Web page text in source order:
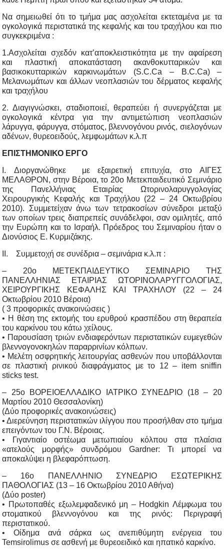
Να σημειωθεί ότι το τμήμα μας ασχολείται εκτεταμένα με τα
ογκολογικά περιστατικά της κεφαλής και του τραχήλου και πιο
συγκεκριμένα :
1.Ασχολείται σχεδόν κατ’αποκλειστικότητα με την αφαίρεση
και πλαστική αποκατάσταση ακανθοκυτταρικών και
βασικοκυτταρικών καρκινωμάτων (S.C.Ca – B.C.Ca) –
Μελανωμάτων και άλλων νεοπλασιών του δέρματος κεφαλής
και τραχήλου
2. Διαγιγνώσκει, σταδιοποιεί, θεραπεύει ή συνεργάζεται με
ογκολογικά κέντρα για την αντιμετώπιση νεοπλασιών
λάρυγγα, φάρυγγα, στόματος, βλεννογόνου ρινός, σιελογόνων
αδένων, θυρεοειδούς, λεμφωμάτων κ.λ.π
ΕΠΙΣΤΗΜΟΝΙΚΟ ΕΡΓΟ
I. Διοργανώθηκε με εξαιρετική επιτυχία, στο ΑΙΓΕΣ
ΜΕΛΑΘΡΟΝ, στην Βέροια, το 20ο Μετεκπαιδευτικό Σεμινάριο
της Πανελλήνιας Εταιρίας Ωτορινολαρυγγολογίας
Χειρουργικής Κεφαλής και Τραχήλου (22 – 24 Οκτωβρίου
2010). Συμμετείχαν άνω των τετρακοσίων σύνεδροι μεταξύ
των οποίων τρεις διαπρεπείς συνάδελφοι, σαν ομιλητές, από
την Ευρώπη και το Ισραήλ. Πρόεδρος του Σεμιναρίου ήταν ο
Διονύσιος Ε. Κυρμιζάκης.
II. Συμμετοχή σε συνέδρια – σεμινάρια κ.λ.π :
– 20ο ΜΕΤΕΚΠΑΙΔΕΥΤΙΚΟ ΣΕΜΙΝΑΡΙΟ ΤΗΣ
ΠΑΝΕΛΛΗΝΙΑΣ ΕΤΑΙΡΙΑΣ ΩΤΟΡΙΝΟΛΑΡΥΓΓΟΛΟΓΙΑΣ,
ΧΕΙΡΟΥΡΓΙΚΗΣ ΚΕΦΑΛΗΣ ΚΑΙ ΤΡΑΧΗΛΟΥ (22 – 24
Οκτωβρίου 2010 Βέροια)
( 3 προφορικές ανακοινώσεις )
• Η θέση της εκτομής του ερυθρού κρασπέδου στη θεραπεία
του καρκίνου του κάτω χείλους.
• Παρουσίαση τριών ενδιαφερόντων περιστατικών ευμεγεθών
βλεννογονοκηλών παραρρινίων κόλπων.
• Μελέτη οσφρητικής λειτουργίας ασθενών που υποβάλλονται
σε πλαστική ρινικού διαφράγματος με το 12 – item sniffin
sticks test.
– 25ο ΒΟΡΕΙΟΕΛΛΑΔΙΚΟ ΙΑΤΡΙΚΟ ΣΥΝΕΔΡΙΟ (18 – 20
Μαρτίου 2010 Θεσσαλονίκη)
(Δύο προφορικές ανακοινώσεις)
• Διερεύνηση περιστατικών ιλίγγου που προσήλθαν στο τμήμα
επειγόντων του Γ.Ν. Βέροιας.
• Γιγαντιαίο οστέωμα μετωπιαίου κόλπου στα πλαίσια
«ατελούς μορφής» συνδρόμου Gardner: Τι μπορεί να
αποκαλύψει η βλεφαρόπτωση.
– 16ο ΠΑΝΕΛΛΗΝΙΟ ΣΥΝΕΔΡΙΟ ΕΣΩΤΕΡΙΚΗΣ
ΠΑΘΟΛΟΓΙΑΣ (13 – 16 Οκτωβρίου 2010 Αθήνα)
(Δύο poster)
• Πρωτοπαθές εξωλεμφαδενικό μη – Hodgkin Λέμφωμα του
στοματικού βλεννογόνου και της ρινός: Περιγραφή
περιστατικού.
• Οίδημα ανά σάρκα ως ανεπιθύμητη ενέργεια του
Temsirolimus σε ασθενή με θυρεοειδικό και ηπατικό καρκίνο.